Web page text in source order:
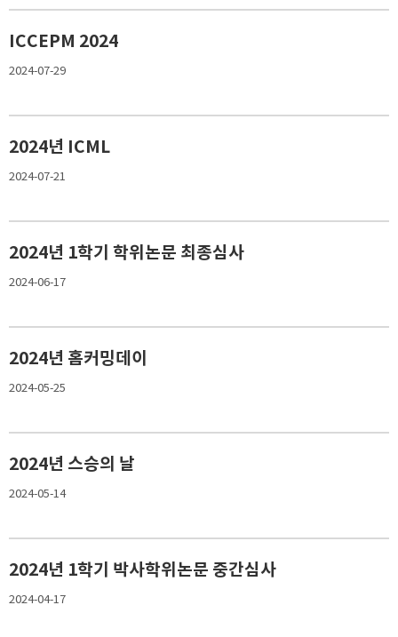
ICCEPM 2024
2024-07-29
2024년 ICML
2024-07-21
2024년 1학기 학위논문 최종심사
2024-06-17
2024년 홈커밍데이
2024-05-25
2024년 스승의 날
2024-05-14
2024년 1학기 박사학위논문 중간심사
2024-04-17